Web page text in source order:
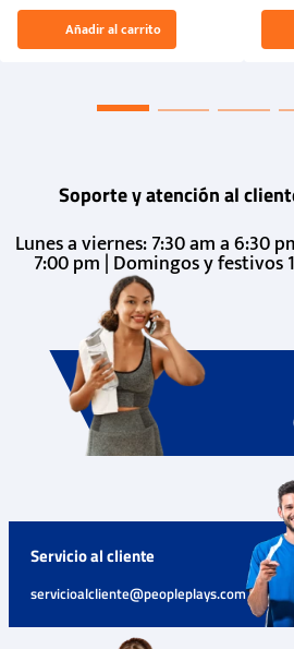
El Rugido del Sol Naciente:
“Primeros para la Et...
Añadir al carrito
Soporte y atención al
Lunes a viernes: 7:30 am a 6:30
7:00 pm | Domingos y festivos
Servicio al cliente
servicioalcliente@peopleplays.com